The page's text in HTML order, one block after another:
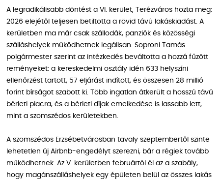
A legradikálisabb döntést a VI. kerület, Terézváros hozta meg:
2026 elejétől teljesen betiltotta a rövid távú lakáskiadást. A
kerületben ma már csak szállodák, panziók és közösségi
szálláshelyek működhetnek legálisan. Soproni Tamás
polgármester szerint az intézkedés beváltotta a hozzá fűzött
reményeket: a kereskedelmi osztály idén 633 helyszíni
ellenőrzést tartott, 57 eljárást indított, és összesen 28 millió
forint bírságot szabott ki. Több ingatlan átkerült a hosszú távú
bérleti piacra, és a bérleti díjak emelkedése is lassabb lett,
mint a szomszédos kerületekben.
A szomszédos Erzsébetvárosban tavaly szeptembertől szinte
lehetetlen új Airbnb-engedélyt szerezni, bár a régiek tovább
működhetnek. Az V. kerületben februártól él az a szabály,
hogy magánszálláshelyek egy épületen belül az összes lakás